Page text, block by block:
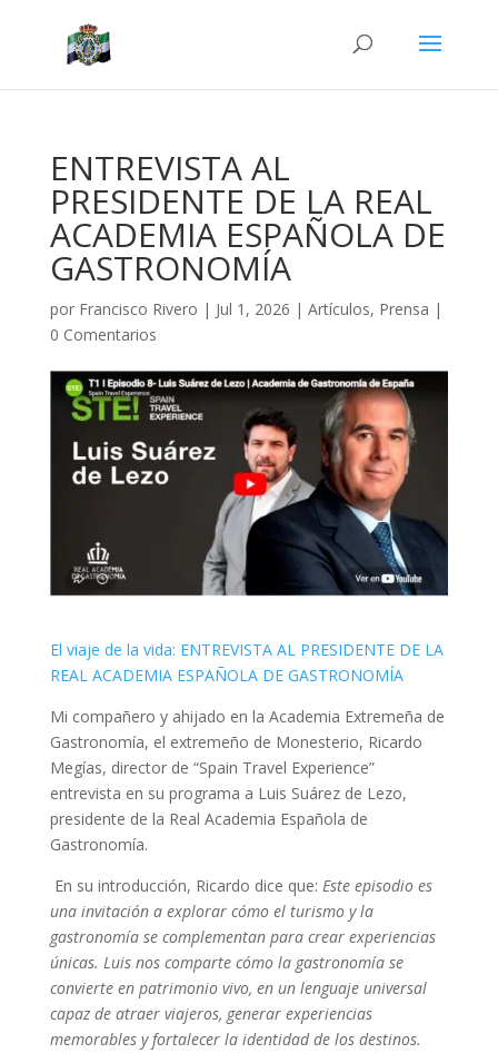
ENTREVISTA AL
PRESIDENTE DE LA REAL
ACADEMIA ESPAÑOLA DE
GASTRONOMÍA
por Francisco Rivero | Jul 1, 2026 | Artículos, Prensa |
0 Comentarios
El viaje de la vida: ENTREVISTA AL PRESIDENTE DE LA
REAL ACADEMIA ESPAÑOLA DE GASTRONOMÍA
Mi compañero y ahijado en la Academia Extremeña de
Gastronomía, el extremeño de Monesterio, Ricardo
Megías, director de “Spain Travel Experience”
entrevista en su programa a Luis Suárez de Lezo,
presidente de la Real Academia Española de
Gastronomía.
En su introducción, Ricardo dice que: Este episodio es
una invitación a explorar cómo el turismo y la
gastronomía se complementan para crear experiencias
únicas. Luis nos comparte cómo la gastronomía se
convierte en patrimonio vivo, en un lenguaje universal
capaz de atraer viajeros, generar experiencias
memorables y fortalecer la identidad de los destinos.